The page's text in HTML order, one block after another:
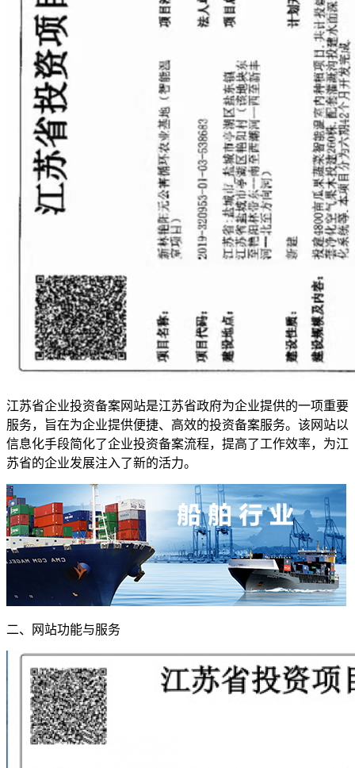
江苏省企业投资备案网站是江苏省政府为企业提供的一项重要
服务，旨在为企业提供便捷、高效的投资备案服务。该网站以
信息化手段简化了企业投资备案流程，提高了工作效率，为江
苏省的企业发展注入了新的活力。
二、网站功能与服务